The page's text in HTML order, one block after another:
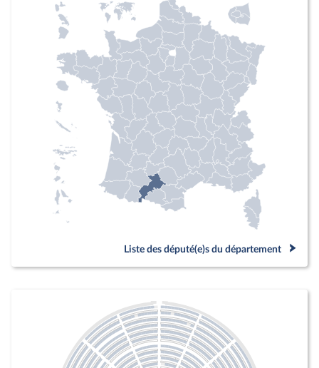
Liste des député(e)s du département